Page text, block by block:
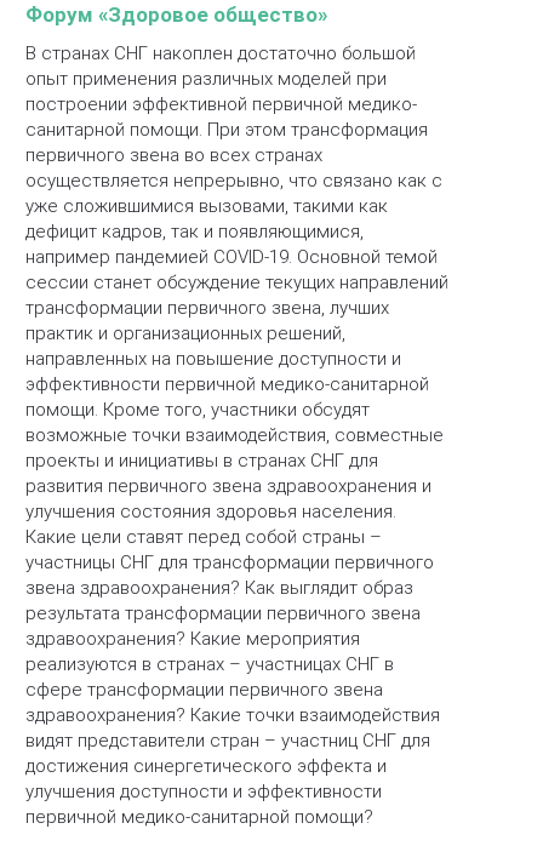
Форум «Здоровое общество»
В странах СНГ накоплен достаточно большой
опыт применения различных моделей при
построении эффективной первичной медико-
санитарной помощи. При этом трансформация
первичного звена во всех странах
осуществляется непрерывно, что связано как с
уже сложившимися вызовами, такими как
дефицит кадров, так и появляющимися,
например пандемией COVID-19. Основной темой
сессии станет обсуждение текущих направлений
трансформации первичного звена, лучших
практик и организационных решений,
направленных на повышение доступности и
эффективности первичной медико-санитарной
помощи. Кроме того, участники обсудят
возможные точки взаимодействия, совместные
проекты и инициативы в странах СНГ для
развития первичного звена здравоохранения и
улучшения состояния здоровья населения.
Какие цели ставят перед собой страны –
участницы СНГ для трансформации первичного
звена здравоохранения? Как выглядит образ
результата трансформации первичного звена
здравоохранения? Какие мероприятия
реализуются в странах – участницах СНГ в
сфере трансформации первичного звена
здравоохранения? Какие точки взаимодействия
видят представители стран – участниц СНГ для
достижения синергетического эффекта и
улучшения доступности и эффективности
первичной медико-санитарной помощи?